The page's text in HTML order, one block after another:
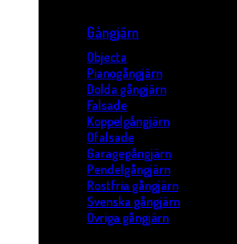
Gångjärn
Objecta
Pianogångjärn
Dolda gångjärn
Falsade
Koppelgångjärn
Ofalsade
Garagegångjärn
Pendelgångjärn
Rostfria gångjärn
Svenska gångjärn
Övriga gångjärn